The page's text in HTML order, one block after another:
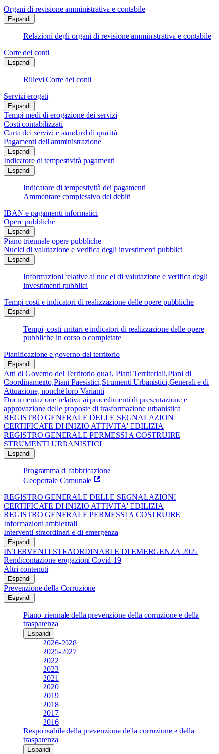
Organi di revisione amministrativa e contabile
Espandi
Relazioni degli organi di revisione amministrativa e contabile
Corte dei conti
Espandi
Rilievi Corte dei conti
Servizi erogati
Espandi
Tempi medi di erogazione dei servizi
Costi contabilizzati
Carta dei servizi e standard di qualità
Pagamenti dell'amministrazione
Espandi
Indicatore di tempestività pagamenti
Espandi
Indicatore di tempestività dei pagamenti
Ammontare complessivo dei debiti
IBAN e pagamenti informatici
Opere pubbliche
Espandi
Piano triennale opere pubbliche
Nuclei di valutazione e verifica degli investimenti pubblici
Espandi
Informazioni relative ai nuclei di valutazione e verifica degli
investimenti pubblici
Tempi costi e indicatori di realizzazione delle opere pubbliche
Espandi
Tempi, costi unitari e indicatori di realizzazione delle opere
pubbliche in corso o completate
Pianificazione e governo del territorio
Espandi
Atti di Governo del Territorio quali, Piani Territoriali,Piani di
Coordinamento,Piani Paesistici,Strumenti Urbanistici,Generali e di
Attuazione, nonché loro Varianti
Documentazione relativa ai procedimenti di presentazione e
approvazione delle proposte di trasformazione urbanistica
REGISTRO GENERALE DELLE SEGNALAZIONI
CERTIFICATE DI INIZIO ATTIVITA' EDILIZIA
REGISTRO GENERALE PERMESSI A COSTRUIRE
STRUMENTI URBANISTICI
Espandi
Programma di fabbricazione
Geoportale Comunale
REGISTRO GENERALE DELLE SEGNALAZIONI
CERTIFICATE DI INIZIO ATTIVITA' EDILIZIA
REGISTRO GENERALE PERMESSI A COSTRUIRE
Informazioni ambientali
Interventi straordinari e di emergenza
Espandi
INTERVENTI STRAORDINARI E DI EMERGENZA 2022
Rendicontazione erogazioni Covid-19
Altri contenuti
Espandi
Prevenzione della Corruzione
Espandi
Piano triennale della prevenzione della corruzione e della
trasparenza
Espandi
2026-2028
2025-2027
2022
2023
2021
2020
2019
2018
2017
2016
Responsabile della prevenzione della corruzione e della
trasparenza
Espandi